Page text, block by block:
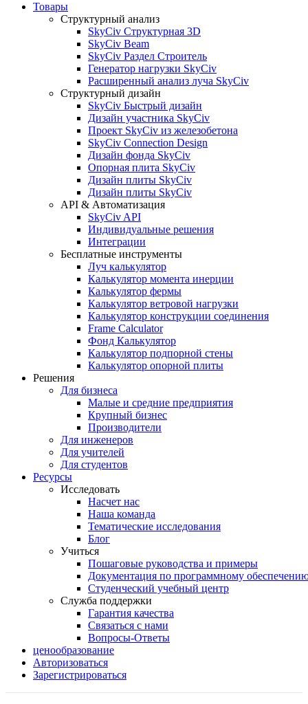
Товары
Структурный анализ
SkyCiv Структурная 3D
SkyCiv Beam
SkyCiv Раздел Строитель
Генератор нагрузки SkyCiv
Расширенный анализ луча SkyCiv
Структурный дизайн
SkyCiv Быстрый дизайн
Дизайн участника SkyCiv
Проект SkyCiv из железобетона
SkyCiv Connection Design
Дизайн фонда SkyCiv
Опорная плита SkyCiv
Дизайн плиты SkyCiv
Дизайн плиты SkyCiv
API & Автоматизация
SkyCiv API
Индивидуальные решения
Интеграции
Бесплатные инструменты
Луч калькулятор
Калькулятор момента инерции
Калькулятор фермы
Калькулятор ветровой нагрузки
Калькулятор конструкции соединения
Frame Calculator
Фонд Калькулятор
Калькулятор подпорной стены
Калькулятор опорной плиты
Решения
Для бизнеса
Малые и средние предприятия
Крупный бизнес
Производители
Для инженеров
Для учителей
Для студентов
Ресурсы
Исследовать
Насчет нас
Наша команда
Тематические исследования
Блог
Учиться
Пошаговые руководства и примеры
Документация по программному
Студенческий учебный центр
Служба поддержки
Гарантия качества
Связаться с нами
Вопросы-Ответы
ценообразование
Авторизоваться
Зарегистрироваться